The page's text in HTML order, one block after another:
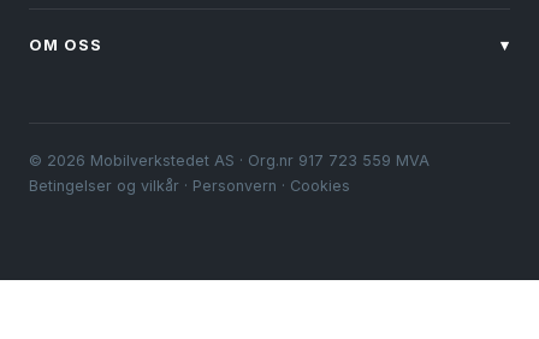
OM OSS ▾
© 2026 Mobilverkstedet AS · Org.nr 917 723 559 MVA
Betingelser og vilkår · Personvern · Cookies